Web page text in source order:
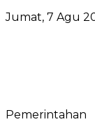
Jumat, 7 Agu
Pemerintahan